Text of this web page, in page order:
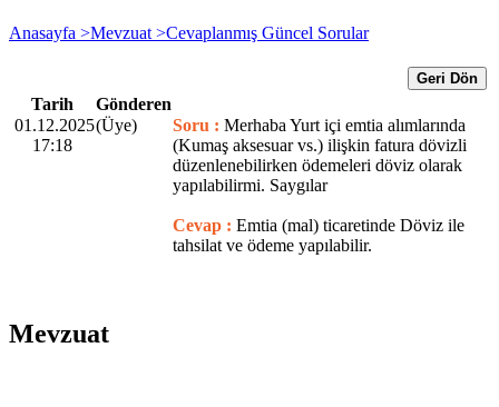
Anasayfa >Mevzuat >Cevaplanmış Güncel Sorular
Geri Dön
Tarih
Gönderen
01.12.2025
17:18
(Üye) Soru : Merhaba Yurt içi emtia alımlarında
(Kumaş aksesuar vs.) ilişkin fatura dövizli
düzenlenebilirken ödemeleri döviz olarak
yapılabilirmi. Saygılar
Cevap : Emtia (mal) ticaretinde Döviz ile
tahsilat ve ödeme yapılabilir.
Mevzuat